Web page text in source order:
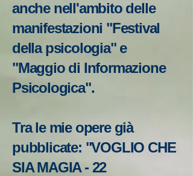
anche nell'ambito delle
manifestazioni "Festival
della psicologia" e
"Maggio di Informazione
Psicologica".
Tra le mie opere già
pubblicate: "VOGLIO CHE
SIA MAGIA - 22